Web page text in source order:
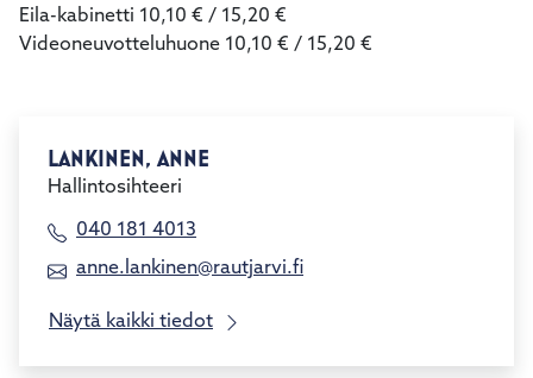
Eila-kabinetti 10,10 € / 15,20 €
Videoneuvotteluhuone 10,10 € / 15,20 €
LANKINEN, ANNE
Hallintosihteeri
040 181 4013
anne.lankinen@rautjarvi.fi
Näytä kaikki tiedot